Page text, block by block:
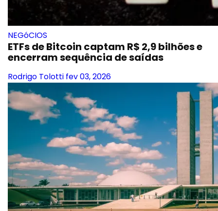
NEGóCIOS
ETFs de Bitcoin captam R$ 2,9 bilhões e
encerram sequência de saídas
Rodrigo Tolotti fev 03, 2026